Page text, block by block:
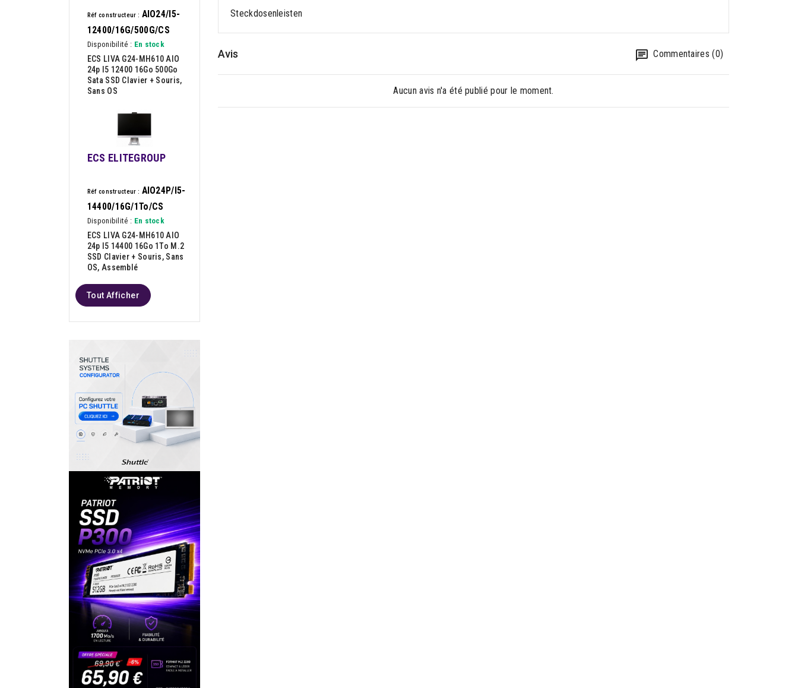
Réf constructeur : AIO24/I5-
12400/16G/500G/CS
Disponibilité : En stock
ECS LIVA G24-MH610 AIO
24p I5 12400 16Go 500Go
Sata SSD Clavier + Souris,
Sans OS
ECS ELITEGROUP
Réf constructeur : AIO24P/I5-
14400/16G/1To/CS
Disponibilité : En stock
ECS LIVA G24-MH610 AIO
24p I5 14400 16Go 1To M.2
SSD Clavier + Souris, Sans
OS, Assemblé
Tout Afficher
Steckdosenleisten
Avis Commentaires (0)
Aucun avis n'a été publié pour le moment.